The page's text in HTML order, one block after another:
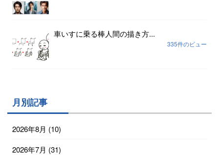
車いすに乗る棒人間の描き方...
335件のビュー
月別記事
2026年8月 (10)
2026年7月 (31)